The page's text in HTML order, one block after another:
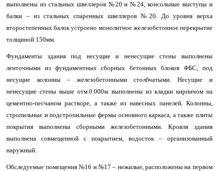
выполнены из стальных швеллеров №20 и №24, консольные выступы и
балки – из стальных спаренных швеллеров №20. До уровня верха
второстепенных балок устроено монолитное железобетонное перекрытие
толщиной 150мм.
Фундаменты здания под несущие и ненесущие стены выполнены
ленточными из фундаментных сборных бетонных блоков ФБС, под
несущие колонны – железобетонными столбчатыми. Несущие и
ненесущие стены выше отм.0.000м выполнены из кладки кирпичом на
цементно-песчаном растворе, а также из навесных панелей. Колонны,
стропильные и подстропильные фермы основного каркаса, а также плиты
покрытия выполнены сборными железобетонными. Кровля здания
выполнена совмещенной с покрытием, водосток – организованный
наружный.
Обследуемые помещения №16 и №17 – нежилые, расположены на первом